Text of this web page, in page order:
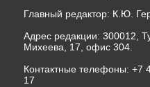
Главный редактор: К.Ю.
Адрес редакции: 300012,
Михеева, 17, офис 304.
Контактные телефоны: +7
17